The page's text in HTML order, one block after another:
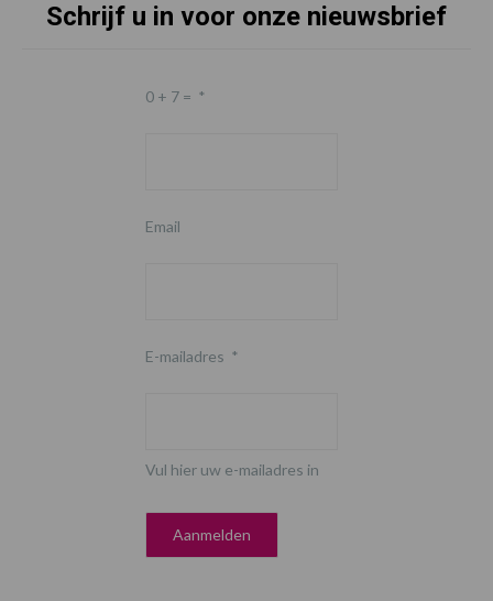
Schrijf u in voor onze nieuwsbrief
0 + 7 = *
Email
E-mailadres *
Vul hier uw e-mailadres in